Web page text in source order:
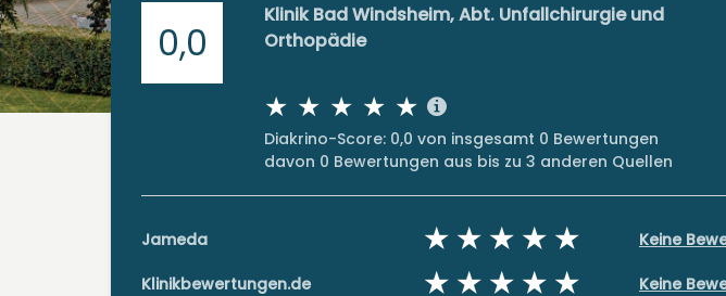
0,0
Klinik Bad Windsheim, Abt. Unfallchirurgie und
Orthopädie
Diakrino-Score: 0,0 von insgesamt 0 Bewertungen
davon 0 Bewertungen aus bis zu 3 anderen Quellen
Jameda Keine
Klinikbewertungen.de Keine